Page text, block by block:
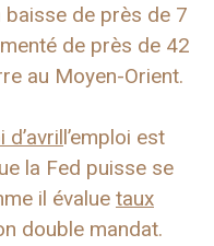
baisse de près de 7
de près de 42
au Moyen-Orient.
d’avrill’emploi est
la Fed puisse se
il évalue taux
double mandat.